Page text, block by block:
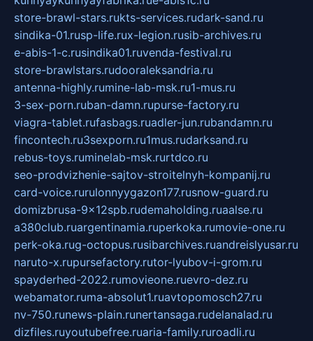
store-brawl-stars.rukts-services.rudark-sand.ru
sindika-01.rusp-life.rux-legion.rusib-archives.ru
e-abis-1-c.rusindika01.ruvenda-festival.ru
store-brawlstars.rudooraleksandria.ru
antenna-highly.rumine-lab-msk.ru1-mus.ru
3-sex-porn.ruban-damn.rupurse-factory.ru
viagra-tablet.rufasbags.ruadler-jun.rubandamn.ru
fincontech.ru3sexporn.ru1mus.rudarksand.ru
rebus-toys.ruminelab-msk.rurtdco.ru
seo-prodvizhenie-sajtov-stroitelnyh-kompanij.ru
card-voice.rurulonnyygazon177.rusnow-guard.ru
domizbrusa-9x12spb.rudemaholding.ruaalse.ru
a380club.ruargentinamia.ruperkoka.rumovie-one.ru
perk-oka.rug-octopus.rusibarchives.ruandreislyusar.ru
naruto-x.rupursefactory.rutor-lyubov-i-grom.ru
spayderhed-2022.rumovieone.ruevro-dez.ru
webamator.ruma-absolut1.ruavtopomosch27.ru
nv-750.runews-plain.runertansaga.rudelanalad.ru
dizfiles.ruyoutubefree.ruaria-family.ruroadli.ru